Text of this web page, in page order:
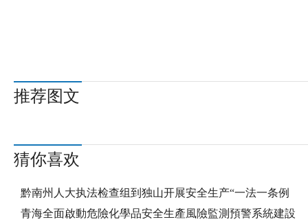
推荐图文
猜你喜欢
黔南州人大执法检查组到独山开展安全生产“一法一条例
青海全面啟動危險化學品安全生產風險監測預警系統建設